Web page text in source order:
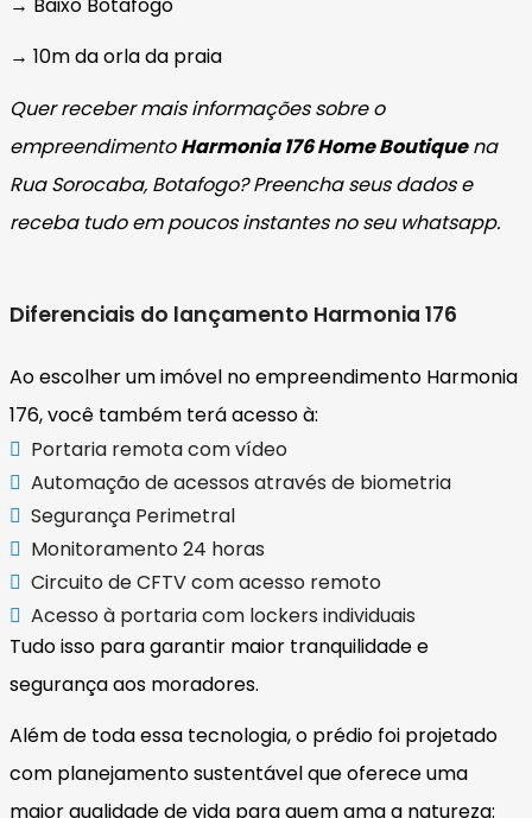
→ Baixo Botafogo
→ 10m da orla da praia
Quer receber mais informações sobre o
empreendimentoHarmonia 176 Home Boutiquena
Rua Sorocaba, Botafogo? Preencha seus dados e
receba tudo em poucos instantes no seu whatsapp.
Diferenciais do lançamento Harmonia 176
Ao escolher um imóvel no empreendimento Harmonia
176, você também terá acesso à:
Portaria remota com vídeo
Automação de acessos através de biometria
Segurança Perimetral
Monitoramento 24 horas
Circuito de CFTV com acesso remoto
Acesso à portaria com lockers individuais
Tudo isso para garantir maior tranquilidade e
segurança aos moradores.
Além de toda essa tecnologia, o prédio foi projetado
com planejamento sustentável que oferece uma
maior qualidade de vida para quem ama a natureza: